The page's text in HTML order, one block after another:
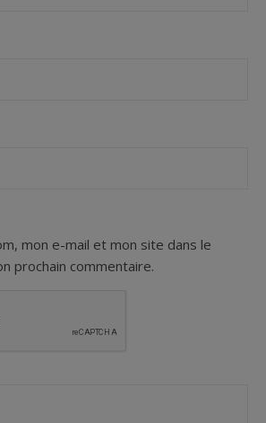
mon e-mail et mon site dans le
prochain commentaire.